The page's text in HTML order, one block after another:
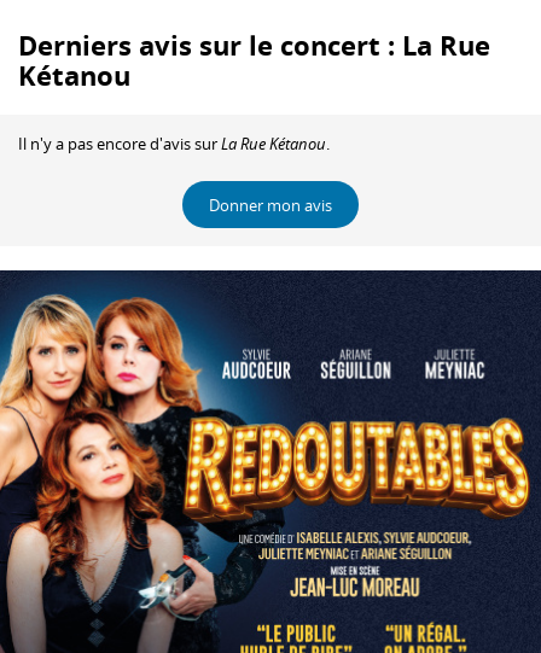
Derniers avis sur le concert : La Rue
Kétanou
Il n'y a pas encore d'avis surLa Rue Kétanou.
Donner mon avis